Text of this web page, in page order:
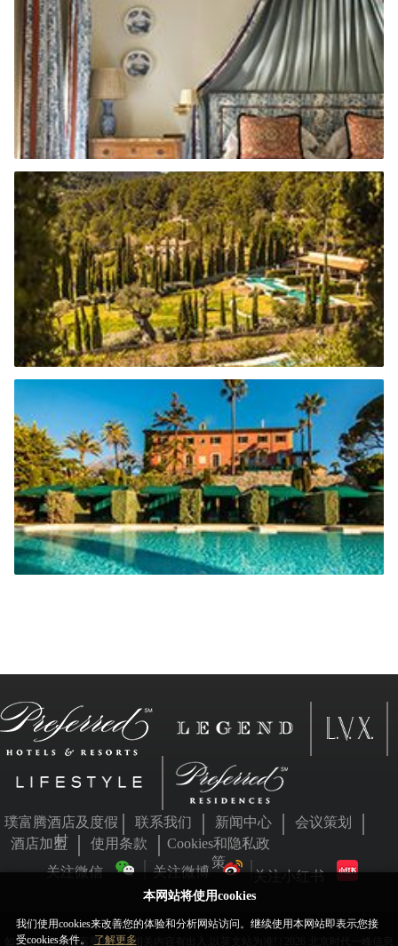
本网站将使用cookies
我们使用cookies来改善您的体验和分析网站访问。继续使用本网站即表示您接
受cookies条件。
了解更多
璞富腾酒店及度假
村
联系我们 新闻中心
会议策划
酒店加盟
使用条款
Cookies和隐私政
策
关注微信 关注微博 关注小红书
如本站内容与璞富腾英文站相关内容有出入,以英文站为准! | 2026 北京时代一峰信息